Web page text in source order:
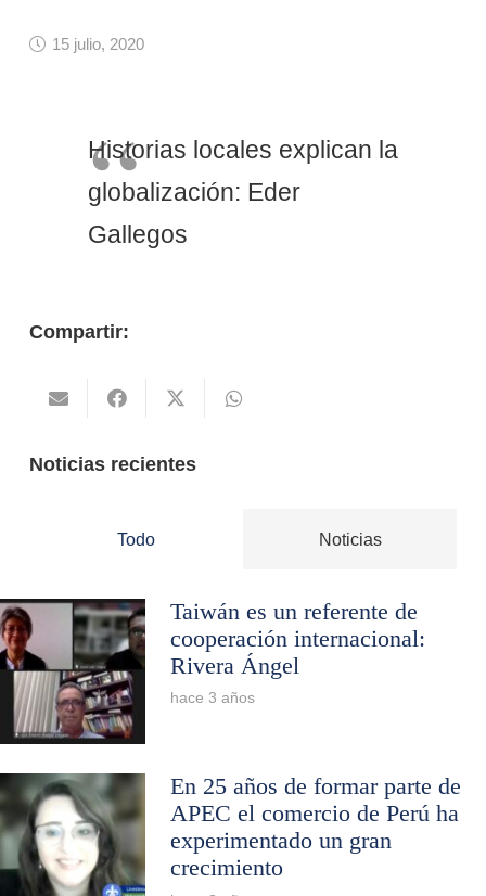
15 julio, 2020
Historias locales explican la
globalización: Eder
Gallegos
Compartir:
Noticias recientes
Todo Noticias
Taiwán es un referente de
cooperación internacional:
Rivera Ángel
hace 3 años
En 25 años de formar parte de
APEC el comercio de Perú ha
experimentado un gran
crecimiento